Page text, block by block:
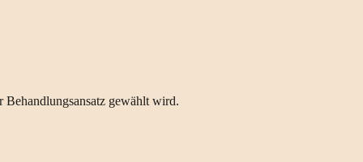
Behandlungsansatz gewählt wird.